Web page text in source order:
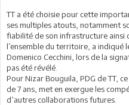
TT a été choisie pour cette
ses multiples atouts, notamment
fiabilité de son infrastructure ainsi
l’ensemble du territoire, a indiqué
Domenico Cecchini, lors de la
pas été révélé.
Pour Nizar Bouguila, PDG de TT,
de 7 ans, met en exergue les
d’autres collaborations futures.